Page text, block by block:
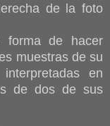
de la foto
de hacer
muestras de su
en
de dos de sus